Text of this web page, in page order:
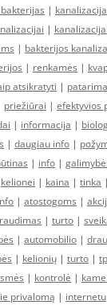
|
| kanalizacijai
| bakterijos
| renkamės |
atsikratyti |
priežiūrai | efektyvios
| informacija |
| daugiau info |
| info |
kelionei | kaina | tinka |
| atostogoms |
| turto |
| automobilio |
| kelionių | turto |
| kontrolė |
privalomą | internetu